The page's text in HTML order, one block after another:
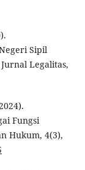
Sipil
Legalitas,
Fungsi
Hukum, 4(3),